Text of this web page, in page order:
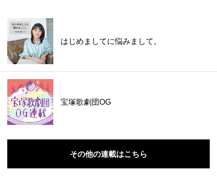
はじめましてに悩みまして。
宝塚歌劇団OG
その他の連載はこちら